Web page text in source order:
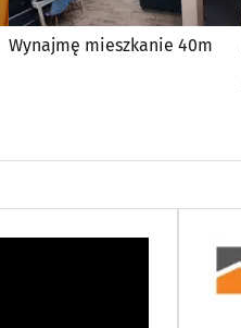
Wynajmę mieszkanie 40m